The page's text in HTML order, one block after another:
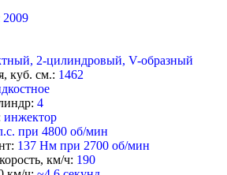
2009
2-цилиндровый, V-образный
куб. см.: 1462
4
инжектор
при 4800 об/мин
137 Нм при 2700 об/мин
км/ч: 190